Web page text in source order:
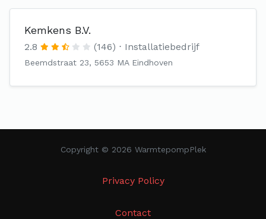
Kemkens B.V.
2.8 (146) Installatiebedrijf
Beemdstraat 23, 5653 MA Eindhoven
Copyright © 2026 WarmtepompPlek
Privacy Policy
Contact